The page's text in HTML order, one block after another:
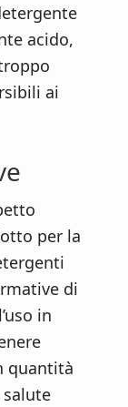
acido,
ai
per la
di
in
quantità